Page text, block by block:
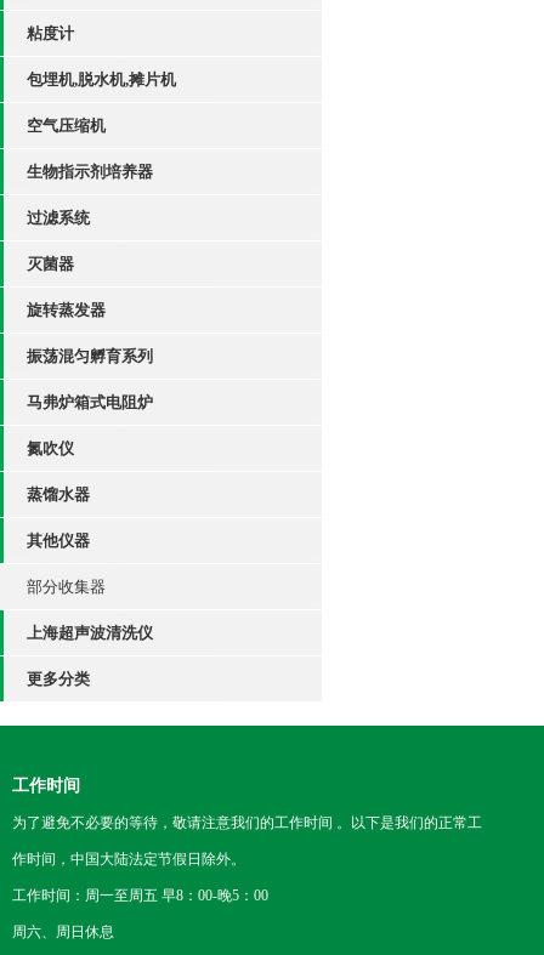
粘度计
包埋机,脱水机,摊片机
空气压缩机
生物指示剂培养器
过滤系统
灭菌器
旋转蒸发器
振荡混匀孵育系列
马弗炉箱式电阻炉
氮吹仪
蒸馏水器
其他仪器
部分收集器
上海超声波清洗仪
更多分类
工作时间
为了避免不必要的等待，敬请注意我们的工作时间 。以下是我们的正常工
作时间，中国大陆法定节假日除外。
工作时间：周一至周五 早8：00-晚5：00
周六、周日休息